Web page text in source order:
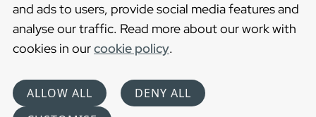
and ads to users, provide social media features and
analyse our traffic. Read more about our work with
cookies in ourcookie policy.
ALLOW ALL
DENY ALL
Cookies
Privaatsuspoliitika
Choose language